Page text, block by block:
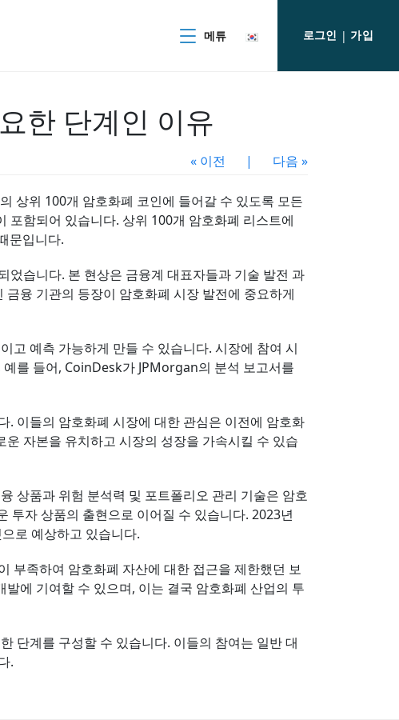
메튜 로그인 | 가입
한 단계인 이유
« 이전 | 다음 »
상위 100개 암호화폐 코인에 들어갈 수 있도록 모든
포함되어 있습니다. 상위 100개 암호화폐 리스트에
문입니다.
었습니다. 본 현상은 금융계 대표자들과 기술 발전 과
융 기관의 등장이 암호화폐 시장 발전에 중요하게
고 예측 가능하게 만들 수 있습니다. 시장에 참여 시
를 들어, CoinDesk가 JPMorgan의 분석 보고서를
. 이들의 암호화폐 시장에 대한 관심은 이전에 암호화
자본을 유치하고 시장의 성장을 가속시킬 수 있습
상품과 위험 분석력 및 포트폴리오 관리 기술은 암호
투자 상품의 출현으로 이어질 수 있습니다. 2023년
로 예상하고 있습니다.
부족하여 암호화폐 자산에 대한 접근을 제한했던 보
에 기여할 수 있으며, 이는 결국 암호화폐 산업의 투
단계를 구성할 수 있습니다. 이들의 참여는 일반 대
.